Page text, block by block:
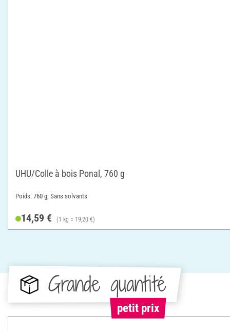
UHU/Colle à bois Ponal, 760 g
Poids: 760 g; Sans solvants
14,59 € (1 kg = 19,20 €)
Grande quantité
petit prix